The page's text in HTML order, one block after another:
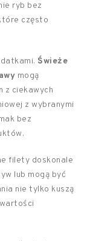
ryb bez
często
Świeże
mogą
z ciekawych
z wybranymi
bez
filety doskonale
lub mogą być
nie tylko kuszą